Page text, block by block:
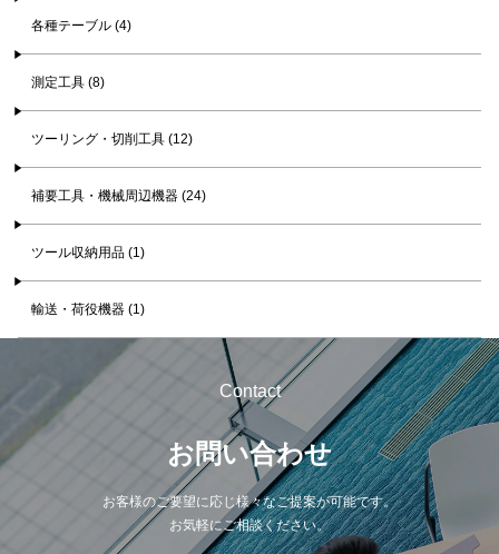
各種テーブル (4)
測定工具 (8)
ツーリング・切削工具 (12)
補要工具・機械周辺機器 (24)
ツール収納用品 (1)
輸送・荷役機器 (1)
Contact
お問い合わせ
お客様のご要望に応じ様々なご提案が可能です。
お気軽にご相談ください。